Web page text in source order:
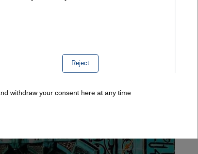
Reject
withdraw your consent here at any time.